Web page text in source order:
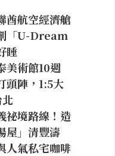
酋航空經濟艙
「U-Dream
睡
美術館10週
頭陣，1:5大
祕境路線！造
屋」清豐濤
人氣私宅咖啡